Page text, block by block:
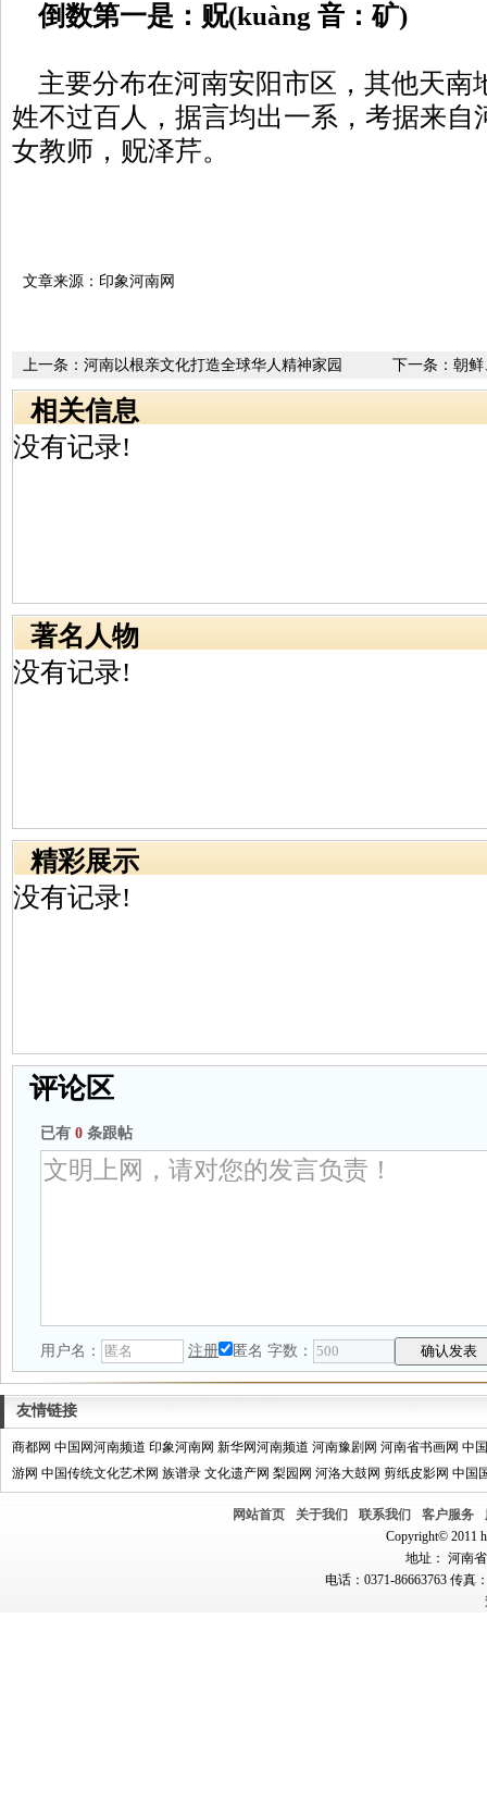
倒数第一是：贶(kuàng 音：矿)
主要分布在河南安阳市区，其他天南
姓不过百人，据言均出一系，考据来自
女教师，贶泽芹。
文章来源：印象河南网
下一条： 朝鲜
上一条： 河南以根亲文化打造全球华人精神家园
相关信息
没有记录!
著名人物
没有记录!
精彩展示
没有记录!
评论区
已有 0 条跟帖
用户名： 注册 匿名 字数：
友情链接
商都网 中国网河南频道 印象河南网 新华网河南频道 河南豫剧网 河南省书画网 中
游网 中国传统文化艺术网 族谱录 文化遗产网 梨园网 河洛大鼓网 剪纸皮影网 中国
网站首页 关于我们 联系我们 客户服务
Copyright© 2011
地址： 河南
电话：0371-86663763 传真